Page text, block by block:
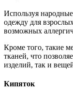
Используя
одежду для
возможных
Кроме того, такие
тканей, что
изделий, так и
Кипяток